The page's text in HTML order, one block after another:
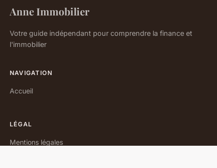
Anne Immobilier
Votre guide indépendant pour comprendre la finance et
l'immobilier
NAVIGATION
Accueil
LÉGAL
Mentions légales